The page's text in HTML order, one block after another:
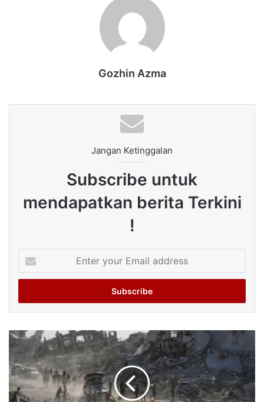
Gozhin Azma
Jangan Ketinggalan
Subscribe untuk
mendapatkan berita Terkini
!
your
Email